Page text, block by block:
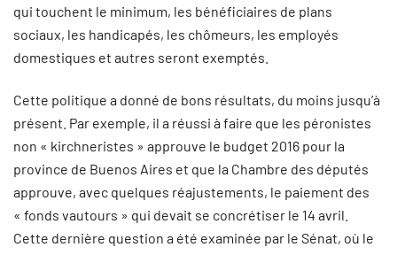
qui touchent le minimum, les bénéficiaires de plans
sociaux, les handicapés, les chômeurs, les employés
domestiques et autres seront exemptés.
Cette politique a donné de bons résultats, du moins jusqu’à
présent. Par exemple, il a réussi à faire que les péronistes
non « kirchneristes » approuve le budget 2016 pour la
province de Buenos Aires et que la Chambre des députés
approuve, avec quelques réajustements, le paiement des
« fonds vautours » qui devait se concrétiser le 14 avril.
Cette dernière question a été examinée par le Sénat, où le